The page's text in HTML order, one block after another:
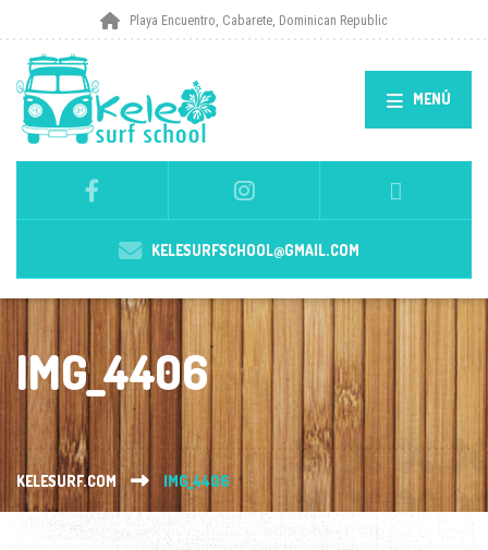
Playa Encuentro, Cabarete, Dominican Republic
MENÚ
KELESURFSCHOOL@GMAIL.COM
IMG_4406
KELESURF.COM IMG_4406